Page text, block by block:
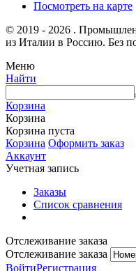
Посмотреть на карте
© 2019 - 2026 .
из Италии в Россию. Без
Меню
Найти
Корзина
Корзина
Корзина пуста
Корзина Оформить заказ
Аккаунт
Учетная запись
Заказы
Список сравнения
Отслеживание заказа
Отслеживание заказа
ВойтиРегистрация